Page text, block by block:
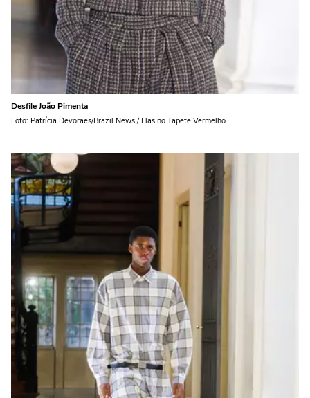
Desfile João Pimenta
Foto: Patrícia Devoraes/Brazil News / Elas no Tapete Vermelho